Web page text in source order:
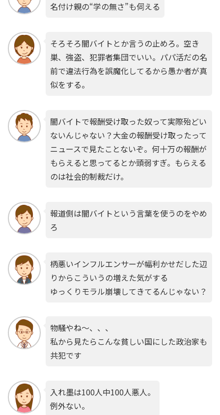
名付け親の“学の無さ”も伺える
そろそろ闇バイトとか言うの止めろ。空き
巣、強盗、犯罪者集団でいい。パパ活だの名
前で違法行為を誤魔化してるから愚か者が真
似をする。
闇バイトで報酬受け取った奴って実際殆どい
ないんじゃない？大金の報酬受け取ったって
ニュースで見たことないぞ。何十万の報酬が
もらえると思ってるとか頭弱すぎ。もらえる
のは社会的制裁だけ。
報道側は闇バイトという言葉を使うのをやめ
ろ
柄悪いインフルエンサーが幅利かせだした辺
りからこういうの増えた気がする
ゆっくりモラル崩壊してきてるんじゃない？
物騒やね～、、、
私から見たらこんな貧しい国にした政治家も
共犯です
入れ墨は100人中100人悪人。
例外ない。